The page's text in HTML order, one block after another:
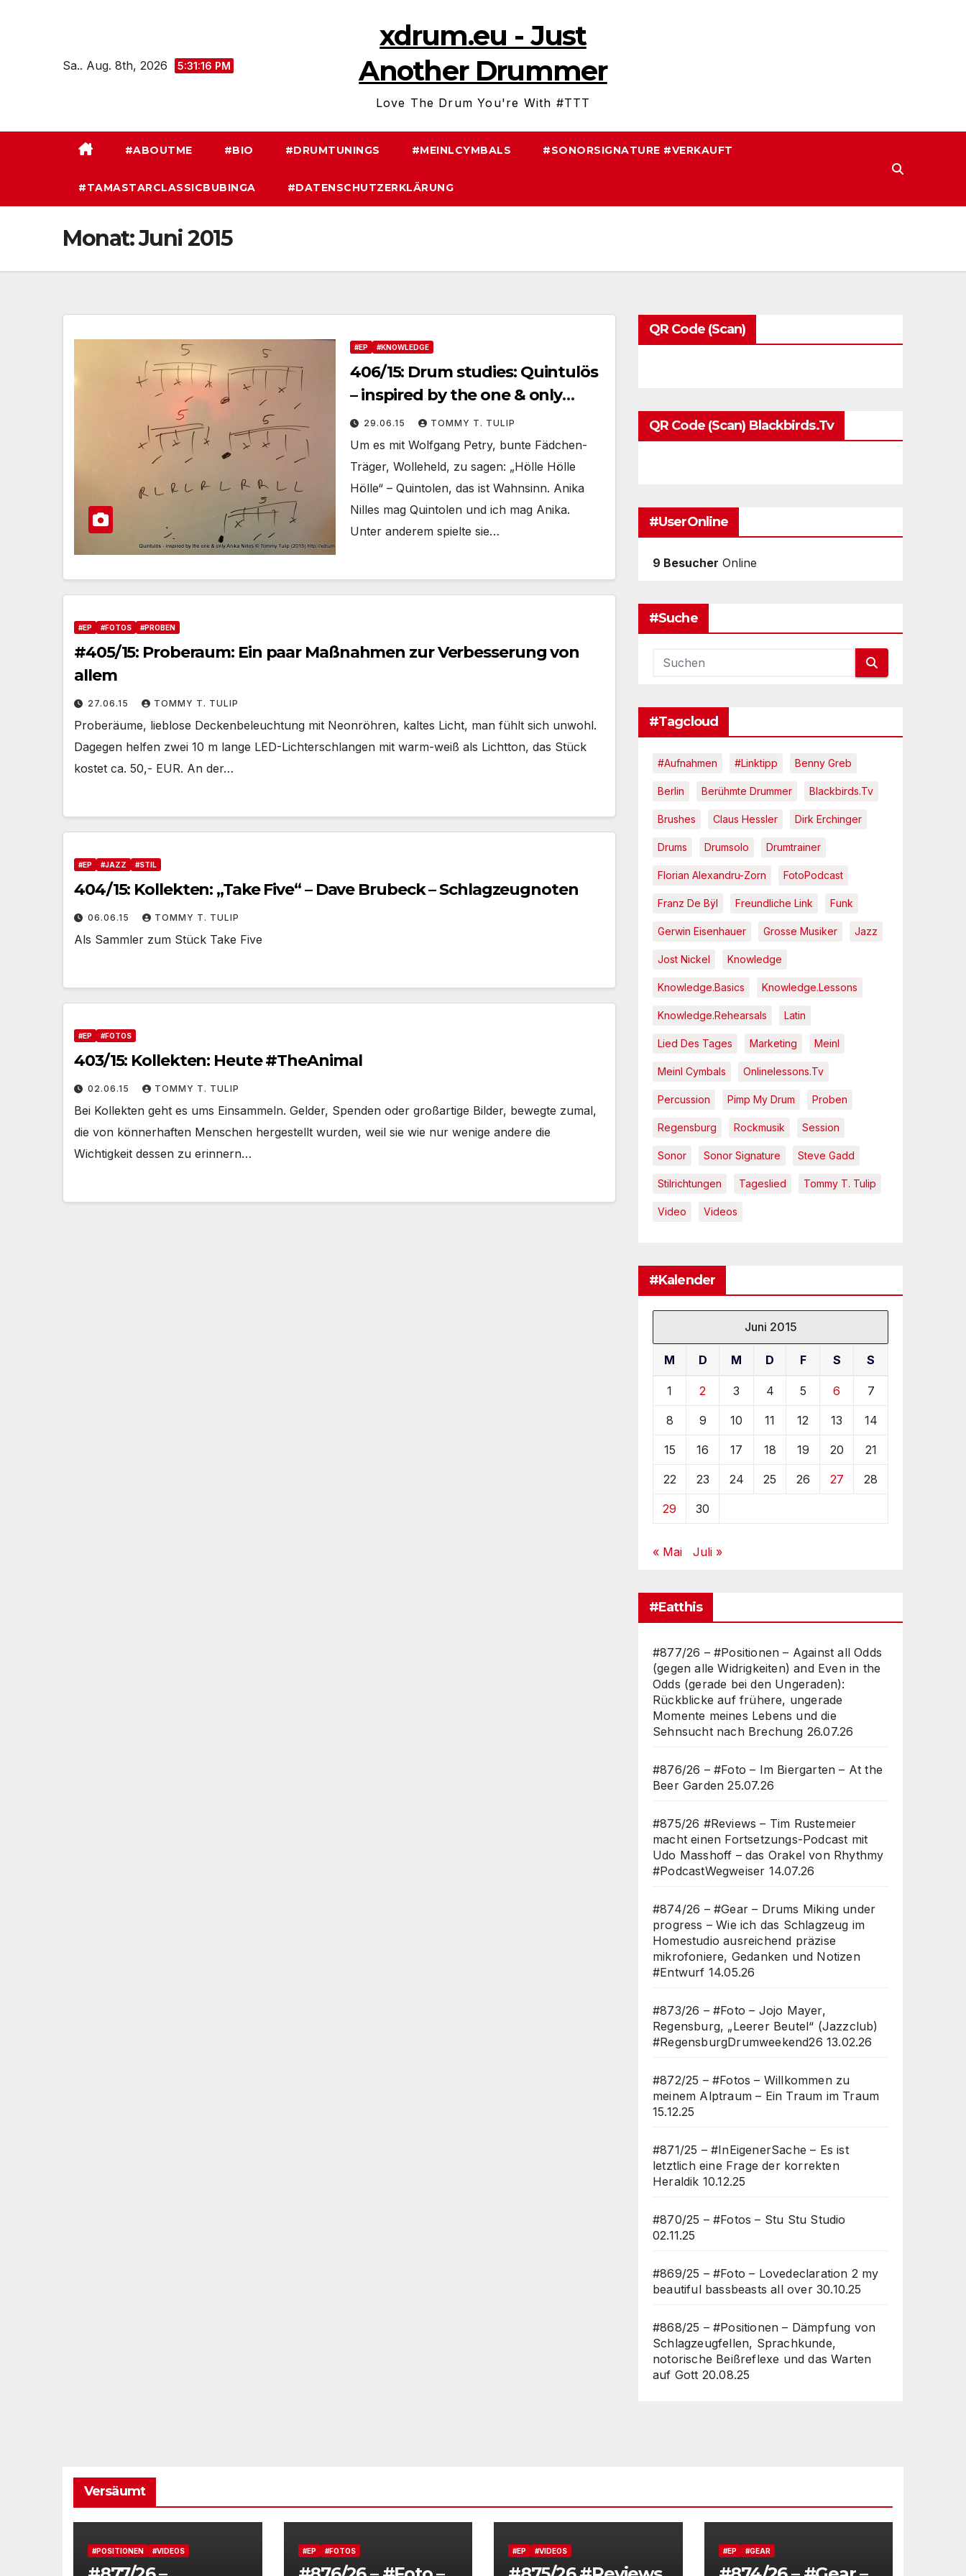
Sa.. Aug. 8th, 2026
5:31:17 PM
xdrum.eu - Just
Another Drummer
Love The Drum You're With #TTT
#ABOUTME #BIO #DRUMTUNINGS #MEINLCYMBALS #SONORSIGNATURE #VERKAUFT
#TAMASTARCLASSICBUBINGA #DATENSCHUTZERKLÄRUNG
Monat:Juni 2015
#EP #KNOWLEDGE
406/15: Drum studies: Quintulös
– inspired by the one & only
Anika Nilles – und was Rosanna
dazu sagt!
29.06.15 TOMMY T. TULIP
Um es mit Wolfgang Petry, bunte Fädchen-
Träger, Wolleheld, zu sagen: „Hölle Hölle
Hölle“ – Quintolen, das ist Wahnsinn. Anika
Nilles mag Quintolen und ich mag Anika.
Unter anderem spielte sie…
#EP #FOTOS #PROBEN
#405/15: Proberaum: Ein paar Maßnahmen zur Verbesserung von
allem
27.06.15 TOMMY T. TULIP
Proberäume, lieblose Deckenbeleuchtung mit Neonröhren, kaltes Licht, man fühlt sich unwohl.
Dagegen helfen zwei 10 m lange LED-Lichterschlangen mit warm-weiß als Lichtton, das Stück
kostet ca. 50,- EUR. An der…
#EP #JAZZ #STIL
404/15: Kollekten: „Take Five“ – Dave Brubeck – Schlagzeugnoten
06.06.15 TOMMY T. TULIP
Als Sammler zum Stück Take Five
#EP #FOTOS
403/15: Kollekten: Heute #TheAnimal
02.06.15 TOMMY T. TULIP
Bei Kollekten geht es ums Einsammeln. Gelder, Spenden oder großartige Bilder, bewegte zumal,
die von könnerhaften Menschen hergestellt wurden, weil sie wie nur wenige andere die
Wichtigkeit dessen zu erinnern…
QR Code (Scan)
QR Code (Scan) Blackbirds.tv
#UserOnline
9 Besucher Online
#Suche
#Tagcloud
#Aufnahmen #Linktipp Benny Greb
Berlin Berühmte Drummer Blackbirds.tv
Brushes Claus Hessler Dirk Erchinger
Drums Drumsolo Drumtrainer
Florian Alexandru-Zorn FotoPodcast
Franz De Bÿl Freundliche Link Funk
Gerwin Eisenhauer Grosse Musiker Jazz
Jost Nickel Knowledge
Knowledge.Basics Knowledge.Lessons
Knowledge.Rehearsals Latin
Lied Des Tages Marketing Meinl
Meinl Cymbals Onlinelessons.tv
Percussion Pimp My Drum Proben
Regensburg Rockmusik Session
Sonor Sonor Signature Steve Gadd
Stilrichtungen Tageslied Tommy T. Tulip
Video Videos
#Kalender
Juni 2015
M D M D F S S
1 2 3 4 5 6 7
8 9 10 11 12 13 14
15 16 17 18 19 20 21
22 23 24 25 26 27 28
29 30
« Mai Juli »
#Eatthis
#877/26 – #Positionen – Against all Odds
(gegen alle Widrigkeiten) and Even in the
Odds (gerade bei den Ungeraden):
Rückblicke auf frühere, ungerade
Momente meines Lebens und die
Sehnsucht nach Brechung 26.07.26
#876/26 – #Foto – Im Biergarten – At the
Beer Garden 25.07.26
#875/26 #Reviews – Tim Rustemeier
macht einen Fortsetzungs-Podcast mit
Udo Masshoff – das Orakel von Rhythmy
#PodcastWegweiser 14.07.26
#874/26 – #Gear – Drums Miking under
progress – Wie ich das Schlagzeug im
Homestudio ausreichend präzise
mikrofoniere, Gedanken und Notizen
#Entwurf 14.05.26
#873/26 – #Foto – Jojo Mayer,
Regensburg, „Leerer Beutel“ (Jazzclub)
#RegensburgDrumweekend26 13.02.26
#872/25 – #Fotos – Willkommen zu
meinem Alptraum – Ein Traum im Traum
15.12.25
#871/25 – #InEigenerSache – Es ist
letztlich eine Frage der korrekten
Heraldik 10.12.25
#870/25 – #Fotos – Stu Stu Studio
02.11.25
#869/25 – #Foto – Lovedeclaration 2 my
beautiful bassbeasts all over 30.10.25
#868/25 – #Positionen – Dämpfung von
Schlagzeugfellen, Sprachkunde,
notorische Beißreflexe und das Warten
auf Gott 20.08.25
Versäumt
#POSITIONEN #VIDEOS #EP #FOTOS #EP #VIDEOS #EP #GEAR